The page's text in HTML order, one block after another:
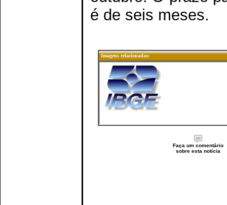
é de seis meses.
Imagens relacionadas:
Faça um comentário
sobre esta notícia